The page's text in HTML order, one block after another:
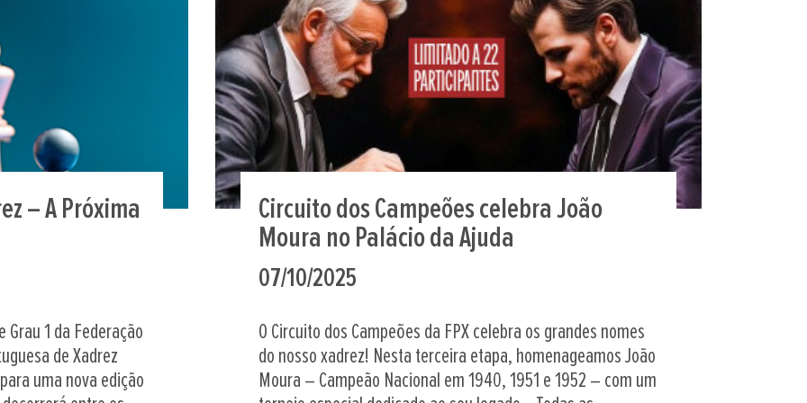
– A Próxima
Grau 1 da Federação
de Xadrez
uma nova edição
Circuito dos Campeões celebra João
Moura no Palácio da Ajuda
07/10/2025
O Circuito dos Campeões da FPX celebra os grandes nomes
do nosso xadrez! Nesta terceira etapa, homenageamos João
Moura – Campeão Nacional em 1940, 1951 e 1952 – com um